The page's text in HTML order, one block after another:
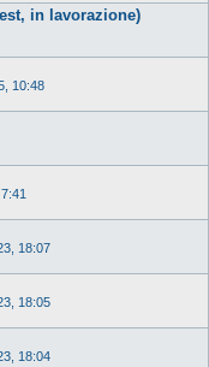
in lavorazione)
10:48
18:07
18:05
18:04